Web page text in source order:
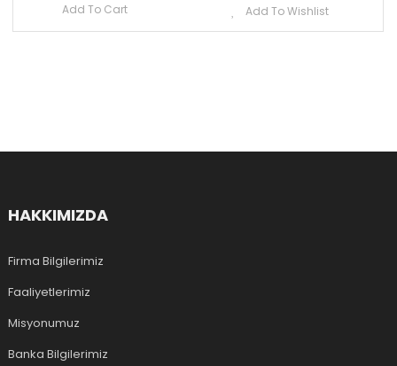
Add To Cart Add To Wishlist
HAKKIMIZDA
Firma Bilgilerimiz
Faaliyetlerimiz
Misyonumuz
Banka Bilgilerimiz